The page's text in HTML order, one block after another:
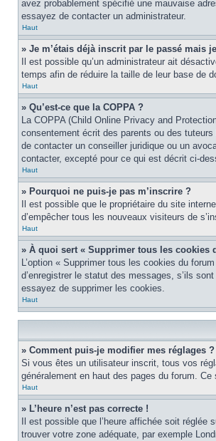
avez probablement spécifié une mauvaise
essayez de contacter un administrateur.
Haut
» Je m’étais déjà inscrit par le passé mais
Il est possible qu’un administrateur ait
temps afin de réduire la taille de leur base de
Haut
» Qu’est-ce que la COPPA ?
La COPPA (Child Online Privacy and
consentement écrit des parents ou des
de contacter un conseiller juridique ou un
contacter, excepté pour ce qui est décrit ci-
Haut
» Pourquoi ne puis-je pas m’inscrire ?
Il est possible que le propriétaire du site
d’empêcher tous les nouveaux visiteurs de
Haut
» À quoi sert « Supprimer tous les cookies
L’option « Supprimer tous les cookies du
d’enregistrer le statut des messages, s’ils
essayez de supprimer les cookies.
Haut
» Comment puis-je modifier mes réglages ?
Si vous êtes un utilisateur inscrit, tous vos
généralement en haut des pages du forum.
Haut
» L’heure n’est pas correcte !
Il est possible que l’heure affichée soit
trouver votre zone adéquate, par exemple